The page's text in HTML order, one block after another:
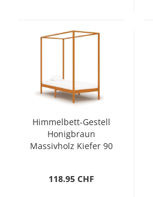
Himmelbett-Gestell
Honigbraun
Massivholz Kiefer 90
118.95 CHF